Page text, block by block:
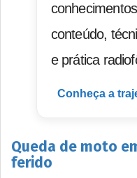
conteúdo,
e prática
Conheça a
Queda de moto
ferido